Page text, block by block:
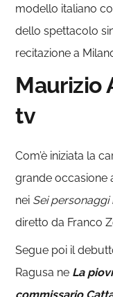
modello italiano
dello spettacolo
recitazione a
Maurizio
tv
Com’è iniziata la
grande occasione
nei Sei personaggi
diretto da Franco
Segue poi il
Ragusa ne La